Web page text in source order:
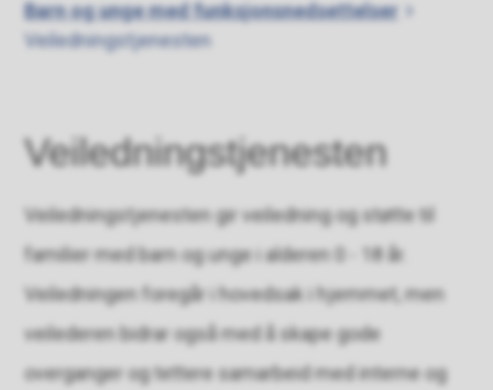
Barn og unge med funksjonsnedsettelser
Veiledningstjenesten
Veiledningstjenesten
Veiledningstjenesten gir veiledning og støtte til
familier med barn og unge i ​alderen 0 - 18 år.
Veiledningen foregår i hovedsak i hjemmet, men
veilederen bidrar også med å skape gode
overganger og tettere samarbeid med interne og